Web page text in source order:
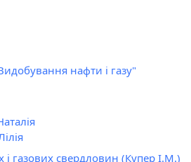
нафти і газу"
і газових свердловин (Купер І.М.)